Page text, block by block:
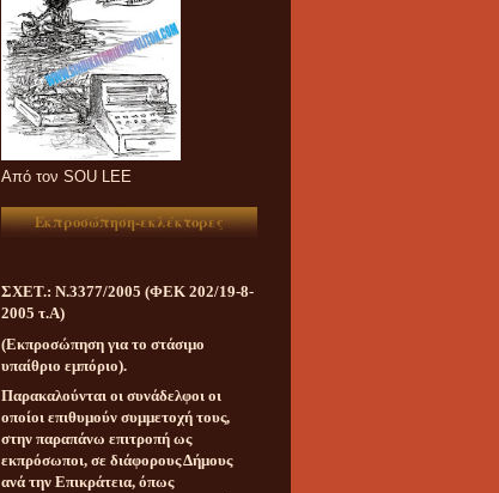
Aπό τον SOU LEE
Εκπροσώπηση-εκλέκτορες
ΣΧΕΤ.: Ν.3377/2005 (ΦΕΚ 202/19-8-
2005 τ.Α)
(Εκπροσώπηση για το στάσιμο
υπαίθριο εμπόριο).
Παρακαλούνται οι συνάδελφοι οι
οποίοι επιθυμούν συμμετοχή τους,
στην παραπάνω επιτροπή ως
εκπρόσωποι, σε διάφορους Δήμους
ανά την Επικράτεια, όπως